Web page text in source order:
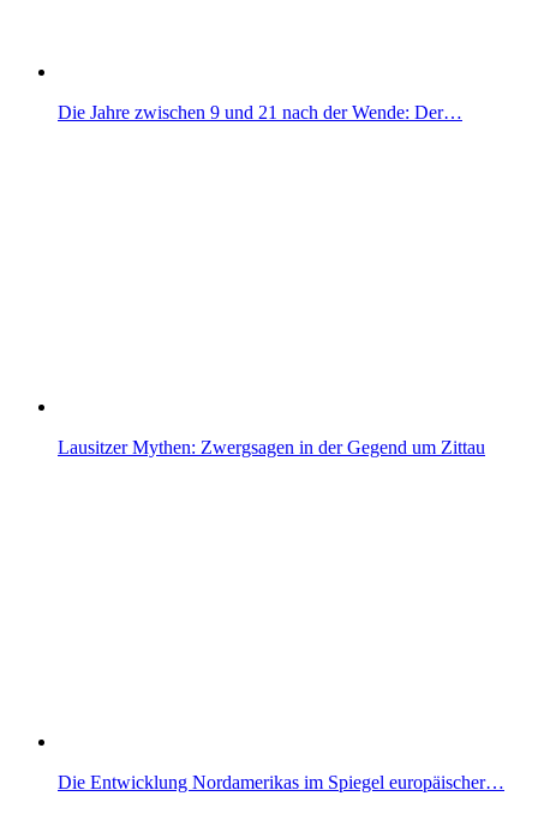
Die Jahre zwischen 9 und 21 nach der Wende: Der…
Lausitzer Mythen: Zwergsagen in der Gegend um Zittau
Die Entwicklung Nordamerikas im Spiegel europäischer…